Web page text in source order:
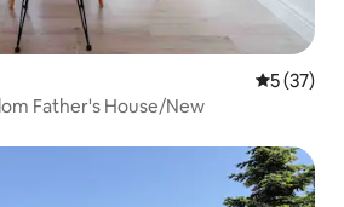
Średnia
5 (37)
Father's House/New